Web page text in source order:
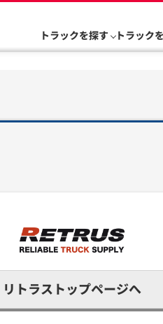
トラックを探す トラック
リトラストップページへ